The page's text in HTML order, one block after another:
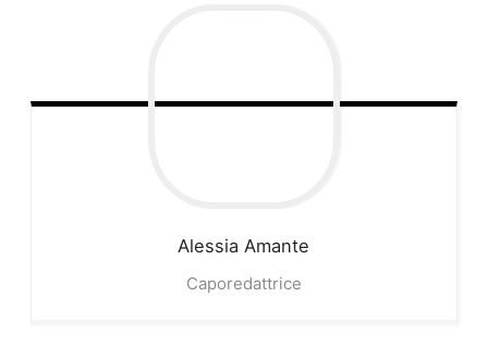
Alessia Amante
Caporedattrice